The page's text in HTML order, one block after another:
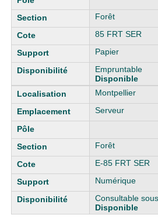
Forêt
85 FRT SER
Papier
Empruntable
Disponible
Montpellier
Serveur
Forêt
E-85 FRT SER
Numérique
Consultable
Disponible